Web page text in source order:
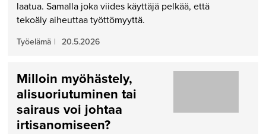
laatua. Samalla joka viides käyttäjä pelkää, että
tekoäly aiheuttaa työttömyyttä.
Työelämä | 20.5.2026
Milloin myöhästely,
alisuoriutuminen tai
sairaus voi johtaa
irtisanomiseen?